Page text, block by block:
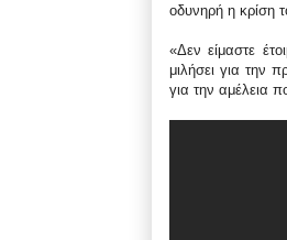
οδυνηρή η κρίση
«Δεν είμαστε
μιλήσει για την
για την αμέλεια